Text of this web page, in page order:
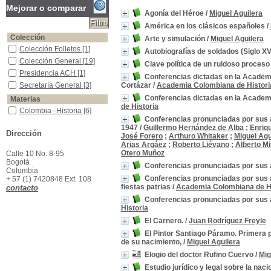
Agonía del Héroe / Miguel Aguilera
América en los clásicos españoles /
Arte y simulación / Miguel Aguilera
Autobiografías de soldados (Siglo
Clave política de un ruidoso proceso
Conferencias dictadas en la
Cortázar / Academia Colombiana de
Conferencias dictadas en la
de Historia
Conferencias pronunciadas por sus
1947 / Guillermo Hernández de Alba ;
José Forero ; Arthuro Whitaker ; Miguel
Arias Argáez ; Roberto Liévano ; Alberto
Otero Muñoz
Conferencias pronunciadas por sus
Conferencias pronunciadas por sus
fiestas patrias / Academia Colombiana de
Conferencias pronunciadas por sus
Historia
El Carnero. / Juan Rodríguez Freyle
El Pintor Santiago Páramo.
de su nacimiento, / Miguel Aguilera
Elogio del doctor Rufino Cuervo /
Estudio jurídico y legal sobre la
Mejorar o comparar
Colección
Colección Folletos
Colección Folletos [1]
Colección General
Colección General [19]
Presidencia ACH
Presidencia ACH [1]
Secretaría General
Secretaría General [3]
Materias
Colombia--Historia
Colombia--Historia [6]
Días festivos -Colombia -ensayos, conferencias, etc.
ensayos, conferencias,
Colombia-ensayos, conferencias, etc
Colombia-ensayos,
conferencias, etc
Colombia--Historia--Colonia--1550-1810
Colombia--Historia--
Colonia--1550-1810[2]
América -Descubrimiento y exploraciones - Españoles
América -Descubrimiento
Dirección
Calle 10 No. 8-95
Bogotá
Colombia
+ 57 (1) 7420848 Ext. 108
contacto